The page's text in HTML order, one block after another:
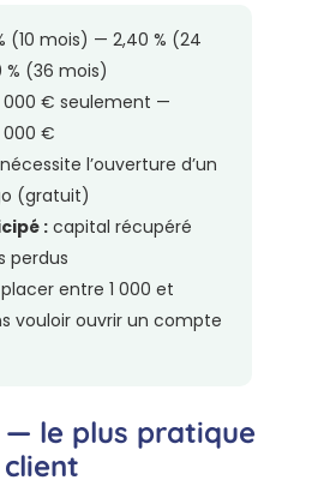
(10 mois) — 2,40 % (24
(36 mois)
000 € seulement —
000 €
nécessite l’ouverture d’un
(gratuit)
:capital récupéré
perdus
placer entre 1 000 et
vouloir ouvrir un compte
— le plus pratique